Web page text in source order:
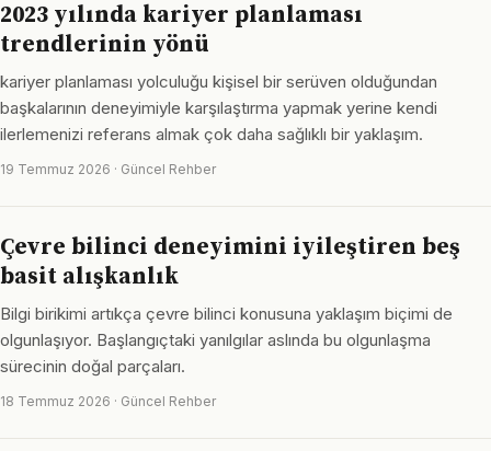
2023 yılında kariyer planlaması
trendlerinin yönü
kariyer planlaması yolculuğu kişisel bir serüven olduğundan
başkalarının deneyimiyle karşılaştırma yapmak yerine kendi
ilerlemenizi referans almak çok daha sağlıklı bir yaklaşım.
19 Temmuz 2026 · Güncel Rehber
Çevre bilinci deneyimini iyileştiren beş
basit alışkanlık
Bilgi birikimi artıkça çevre bilinci konusuna yaklaşım biçimi de
olgunlaşıyor. Başlangıçtaki yanılgılar aslında bu olgunlaşma
sürecinin doğal parçaları.
18 Temmuz 2026 · Güncel Rehber